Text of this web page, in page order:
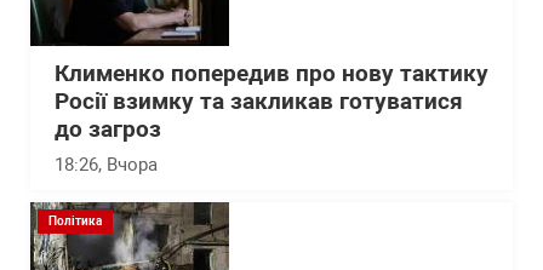
Клименко попередив про нову тактику
Росії взимку та закликав готуватися
до загроз
18:26, Вчора
Політика